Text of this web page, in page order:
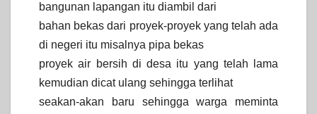
bangunan lapangan itu diambil dari
bahan bekas dari proyek-proyek yang telah ada
di negeri itu misalnya pipa bekas
proyek air bersih di desa itu yang telah lama
kemudian dicat ulang sehingga terlihat
seakan-akan baru sehingga warga meminta